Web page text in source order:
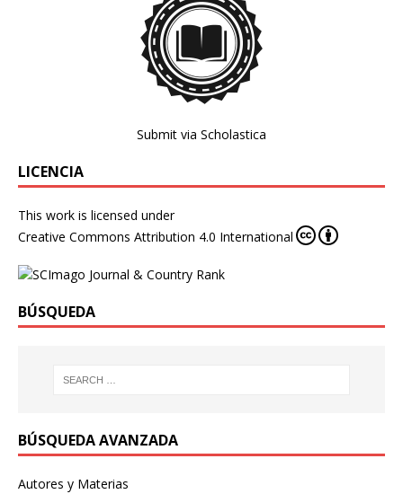
Submit via Scholastica
LICENCIA
This work is licensed under
Creative Commons Attribution 4.0 International
BÚSQUEDA
BÚSQUEDA AVANZADA
Autores y Materias